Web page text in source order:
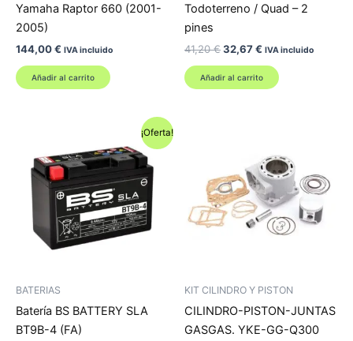
Yamaha Raptor 660 (2001-
2005)
144,00€ IVA incluido
Añadir al carrito
Todoterreno / Quad – 2
pines
41,20€El
original
era:
32,67€ El
actual
es:
IVA incluido
Añadir al carrito
¡Oferta!
BATERIAS
Batería BS BATTERY SLA
BT9B-4 (FA)
KIT CILINDRO Y PISTON
CILINDRO-PISTON-JUNTAS
GASGAS. YKE-GG-Q300